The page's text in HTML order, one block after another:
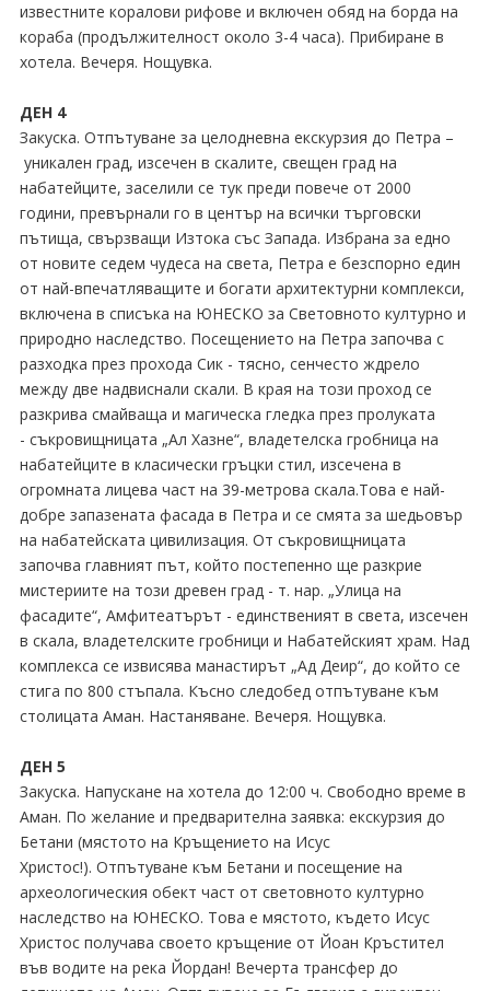
известните коралови рифове и включен обяд на борда на
кораба (продължителност около 3-4 часа). Прибиране в
хотела. Вечеря. Нощувка.
ДЕН 4
Закуска. Отпътуване за целодневна екскурзия до Петра –
уникален град, изсечен в скалите, свещен град на
набатейците, заселили се тук преди повече от 2000
години, превърнали го в център на всички търговски
пътища, свързващи Изтока със Запада. Избрана за едно
от новите седем чудеса на света, Петра е безспорно един
от най-впечатляващите и богати архитектурни комплекси,
включена в списъка на ЮНЕСКО за Световното културно и
природно наследство. Посещението на Петра започва с
разходка през прохода Сик - тясно, сенчесто ждрело
между две надвиснали скали. В края на този проход се
разкрива смайваща и магическа гледка през пролуката
- съкровищницата „Ал Хазне“, владетелска гробница на
набатейците в класически гръцки стил, изсечена в
огромната лицева част на 39-метрова скала.Това е най-
добре запазената фасада в Петра и се смята за шедьовър
на набатейската цивилизация. От съкровищницата
започва главният път, който постепенно ще разкрие
мистериите на този древен град - т. нар. „Улица на
фасадите“, Амфитеатърът - единственият в света, изсечен
в скала, владетелските гробници и Набатейският храм. Над
комплекса се извисява манастирът „Ад Деир“, до който се
стига по 800 стъпала. Късно следобед отпътуване към
столицата Аман. Настаняване. Вечеря. Нощувка.
ДЕН 5
Закуска. Напускане на хотела до 12:00 ч. Свободно време в
Аман. По желание и предварителна заявка: екскурзия до
Бетани (мястото на Кръщението на Исус
Христос!). Отпътуване към Бетани и посещение на
археологическия обект част от световното културно
наследство на ЮНЕСКО. Това е мястото, където Исус
Христос получава своето кръщение от Йоан Кръстител
във водите на река Йордан! Вечерта трансфер до